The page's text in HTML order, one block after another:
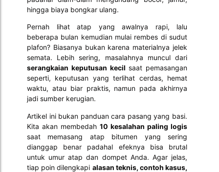
hingga biaya bongkar ulang.
Pernah lihat atap yang awalnya rapi, lalu
beberapa bulan kemudian mulai rembes di sudut
plafon? Biasanya bukan karena materialnya jelek
semata. Lebih sering, masalahnya muncul dari
serangkaian keputusan kecil saat pemasangan
seperti, keputusan yang terlihat cerdas, hemat
waktu, atau biar praktis, namun pada akhirnya
jadi sumber kerugian.
Artikel ini bukan panduan cara pasang yang basi.
Kita akan membedah 10 kesalahan paling logis
saat memasang atap bitumen yang sering
dianggap benar padahal efeknya bisa brutal
untuk umur atap dan dompet Anda. Agar jelas,
tiap poin dilengkapi alasan teknis, contoh kasus,